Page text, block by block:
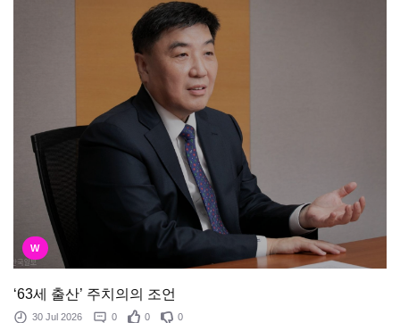
W
‘63세 출산’ 주치의의 조언
30 Jul 2026 0 0 0